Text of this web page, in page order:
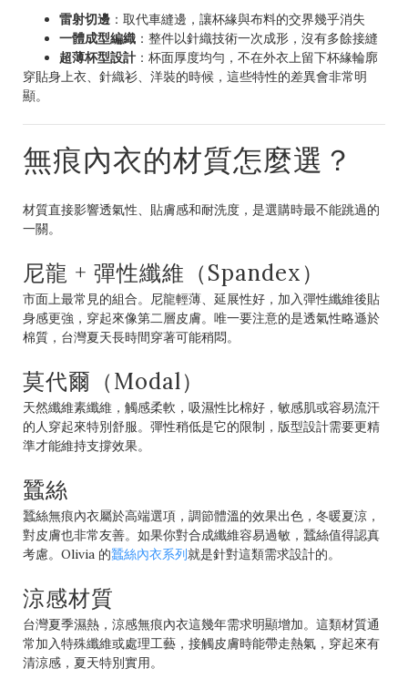
雷射切邊 ：取代車縫邊，讓杯緣與布料的交界幾乎消失
一體成型編織 ：整件以針織技術一次成形，沒有多餘接縫
超薄杯型設計 ：杯面厚度均勻，不在外衣上留下杯緣輪廓
穿貼身上衣、針織衫、洋裝的時候，這些特性的差異會非常明
顯。
無痕內衣的材質怎麼選？
材質直接影響透氣性、貼膚感和耐洗度，是選購時最不能跳過的
一關。
尼龍 + 彈性纖維（Spandex）
市面上最常見的組合。尼龍輕薄、延展性好，加入彈性纖維後貼
身感更強，穿起來像第二層皮膚。唯一要注意的是透氣性略遜於
棉質，台灣夏天長時間穿著可能稍悶。
莫代爾（Modal）
天然纖維素纖維，觸感柔軟，吸濕性比棉好，敏感肌或容易流汗
的人穿起來特別舒服。彈性稍低是它的限制，版型設計需要更精
準才能維持支撐效果。
蠶絲
蠶絲無痕內衣屬於高端選項，調節體溫的效果出色，冬暖夏涼，
對皮膚也非常友善。如果你對合成纖維容易過敏，蠶絲值得認真
考慮。Olivia 的蠶絲內衣系列就是針對這類需求設計的。
涼感材質
台灣夏季濕熱，涼感無痕內衣這幾年需求明顯增加。這類材質通
常加入特殊纖維或處理工藝，接觸皮膚時能帶走熱氣，穿起來有
清涼感，夏天特別實用。